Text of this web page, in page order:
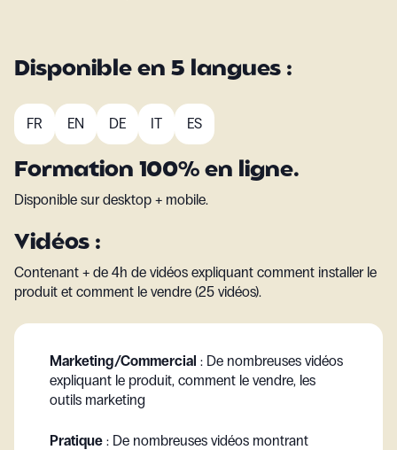
Disponible en 5 langues :
FR EN DE IT ES
Formation 100% en ligne.
Disponible sur desktop + mobile.
Vidéos :
Contenant + de 4h de vidéos expliquant comment installer le
produit et comment le vendre (25 vidéos).
Marketing/Commercial : De nombreuses vidéos
expliquant le produit, comment le vendre, les
outils marketing
Pratique : De nombreuses vidéos montrant